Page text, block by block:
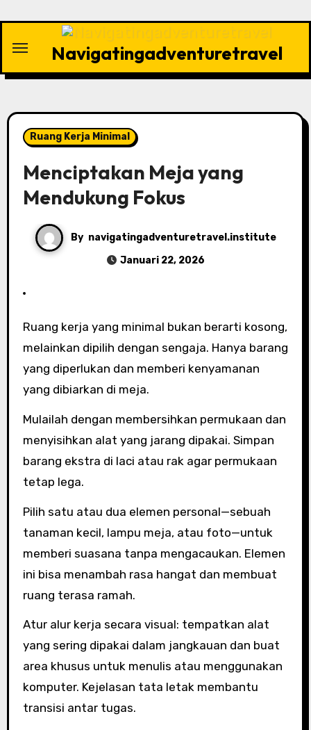
content
Navigatingadventuretravel
Ruang Kerja Minimal
Menciptakan Meja yang
Mendukung Fokus
By navigatingadventuretravel.institute
Januari 22, 2026
Ruang kerja yang minimal bukan berarti kosong,
melainkan dipilih dengan sengaja. Hanya barang
yang diperlukan dan memberi kenyamanan
yang dibiarkan di meja.
Mulailah dengan membersihkan permukaan dan
menyisihkan alat yang jarang dipakai. Simpan
barang ekstra di laci atau rak agar permukaan
tetap lega.
Pilih satu atau dua elemen personal—sebuah
tanaman kecil, lampu meja, atau foto—untuk
memberi suasana tanpa mengacaukan. Elemen
ini bisa menambah rasa hangat dan membuat
ruang terasa ramah.
Atur alur kerja secara visual: tempatkan alat
yang sering dipakai dalam jangkauan dan buat
area khusus untuk menulis atau menggunakan
komputer. Kejelasan tata letak membantu
transisi antar tugas.